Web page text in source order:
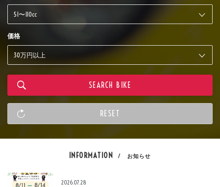
価格
INFORMATION / お知らせ
2026.07.28